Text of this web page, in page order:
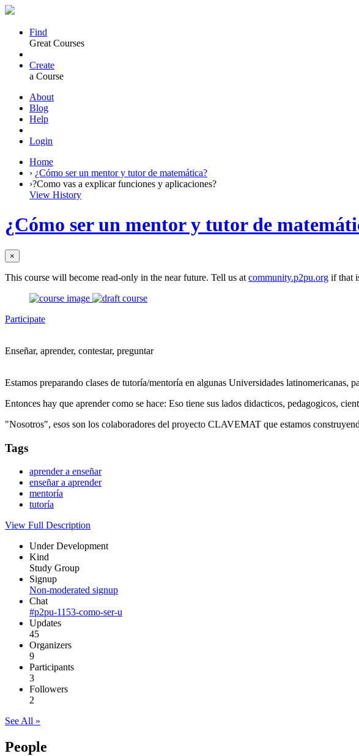
Find
Great Courses
Create
a Course
About
Blog
Help
Login
Home
› ¿Cómo ser un mentor y tutor de matemática?
›?Como vas a explicar funciones y aplicaciones?
View History
¿Cómo ser un mentor y tutor de
×
This course will become read-only in the near future. Tell us at community.p2pu.org if that
Participate
Enseñar, aprender, contestar, preguntar
Estamos preparando clases de tutoría/mentoría en algunas Universidades latinomericanas,
Entonces hay que aprender como se hace: Eso tiene sus lados didacticos, pedagogicos,
"Nosotros", esos son los colaboradores del proyecto CLAVEMAT que estamos
Tags
aprender a enseñar
enseñar a aprender
mentoría
tutoría
View Full Description
Under Development
Kind
Study Group
Signup
Non-moderated signup
Chat
#p2pu-1153-como-ser-u
Updates
45
Organizers
9
Participants
3
Followers
2
See All »
People